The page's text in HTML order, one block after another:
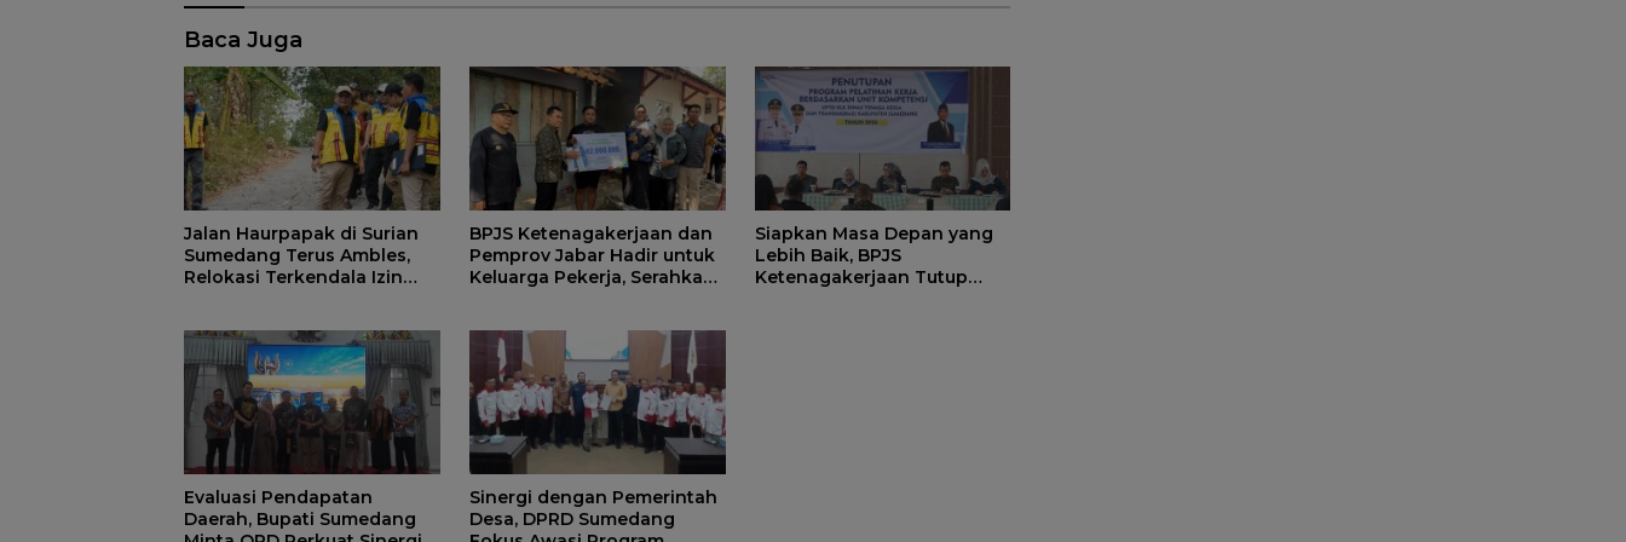
Baca Juga
Jalan Haurpapak di Surian
Sumedang Terus Ambles,
Relokasi Terkendala Izin
BPJS Ketenagakerjaan dan
Pemprov Jabar Hadir untuk
Keluarga Pekerja, Serahkan
Siapkan Masa Depan yang
Lebih Baik, BPJS
Ketenagakerjaan Tutup
Evaluasi Pendapatan
Daerah, Bupati Sumedang
Sinergi dengan Pemerintah
Desa, DPRD Sumedang